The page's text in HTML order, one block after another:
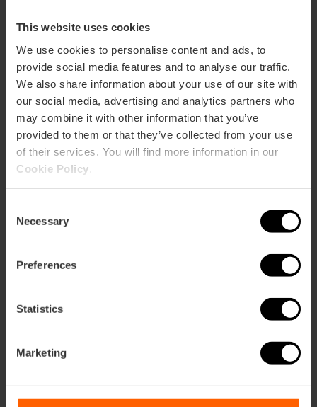
This website uses cookies
We use cookies to personalise content and ads, to
provide social media features and to analyse our traffic.
We also share information about your use of our site with
our social media, advertising and analytics partners who
may combine it with other information that you’ve
provided to them or that they’ve collected from your use
of their services. You will find more information in our
Cookie Policy
Selection
Necessary
Preferences
Statistics
Marketing
Valencia Tourist Card 7 jours sans
transports
À partir de15,00 € 13,50 €